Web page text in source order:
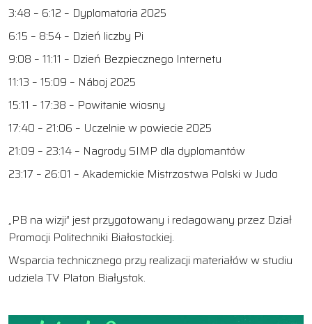
3:48 – 6:12 – Dyplomatoria 2025
6:15 – 8:54 – Dzień liczby Pi
9:08 – 11:11 – Dzień Bezpiecznego Internetu
11:13 – 15:09 – Náboj 2025
15:11 – 17:38 – Powitanie wiosny
17:40 – 21:06 – Uczelnie w powiecie 2025
21:09 – 23:14 – Nagrody SIMP dla dyplomantów
23:17 – 26:01 – Akademickie Mistrzostwa Polski w Judo
„PB na wizji” jest przygotowany i redagowany przez Dział
Promocji Politechniki Białostockiej.
Wsparcia technicznego przy realizacji materiałów w studiu
udziela TV Platon Białystok.